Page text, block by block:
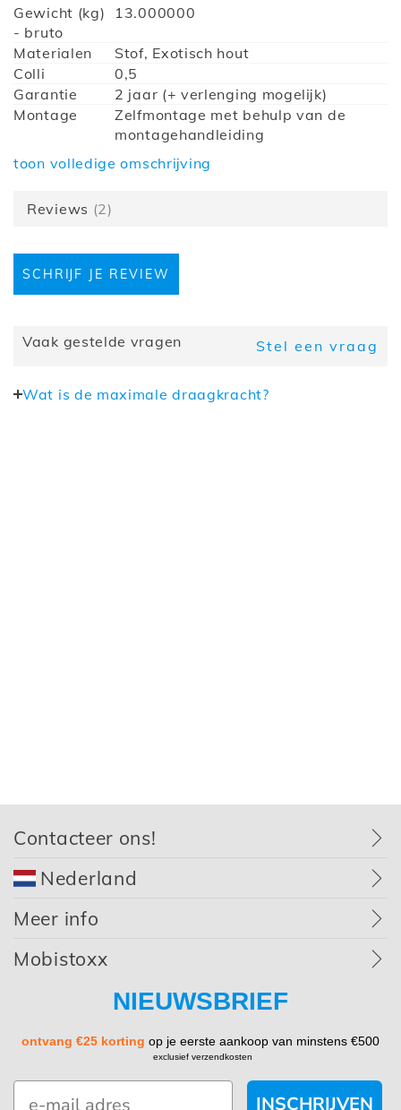
Meer
informatie
Gewicht (kg)
- bruto
13.000000
Materialen
Stof, Exotisch hout
Colli
0,5
Garantie
2 jaar (+ verlenging mogelijk)
Montage
Zelfmontage met behulp van de
montagehandleiding
Hoogte (cm)
Collectie
(cm)
Barcode
5400943150728
ArmleuningenZonder armleuningen
toon volledige omschrijving
Reviews 2
SCHRIJF JE REVIEW
Vaak gestelde vragen Stel een vraag
Wat is de maximale draagkracht?
Contacteer ons!
Nederland
Meer info
Mobistoxx
NIEUWSBRIEF
ontvang €25 korting op je eerste aankoop van minstens €500
exclusief verzendkosten
INSCHRIJVEN